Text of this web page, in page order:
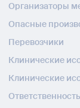
Организаторы
Опасные
Перевозчики
Клинические
Клинические